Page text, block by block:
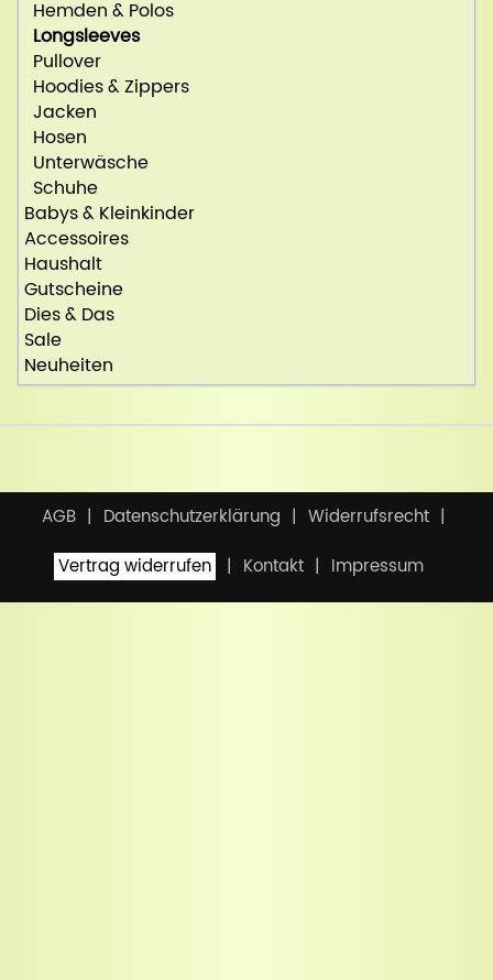
Hemden & Polos
Longsleeves
Pullover
Hoodies & Zippers
Jacken
Hosen
Unterwäsche
Schuhe
Babys & Kleinkinder
Accessoires
Haushalt
Gutscheine
Dies & Das
Sale
Neuheiten
AGB Datenschutzerklärung
Widerrufsrecht
Vertrag widerrufen
Kontakt Impressum